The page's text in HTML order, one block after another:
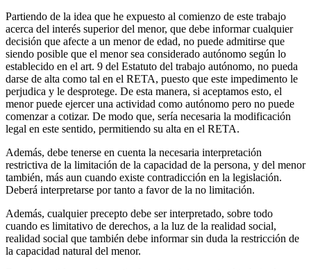
Partiendo de la idea que he expuesto al comienzo de este trabajo
acerca del interés superior del menor, que debe informar cualquier
decisión que afecte a un menor de edad, no puede admitirse que
siendo posible que el menor sea considerado autónomo según lo
establecido en el art. 9 del Estatuto del trabajo autónomo, no pueda
darse de alta como tal en el RETA, puesto que este impedimento le
perjudica y le desprotege. De esta manera, si aceptamos esto, el
menor puede ejercer una actividad como autónomo pero no puede
comenzar a cotizar. De modo que, sería necesaria la modificación
legal en este sentido, permitiendo su alta en el RETA.
Además, debe tenerse en cuenta la necesaria interpretación
restrictiva de la limitación de la capacidad de la persona, y del menor
también, más aun cuando existe contradicción en la legislación.
Deberá interpretarse por tanto a favor de la no limitación.
Además, cualquier precepto debe ser interpretado, sobre todo
cuando es limitativo de derechos, a la luz de la realidad social,
realidad social que también debe informar sin duda la restricción de
la capacidad natural del menor.